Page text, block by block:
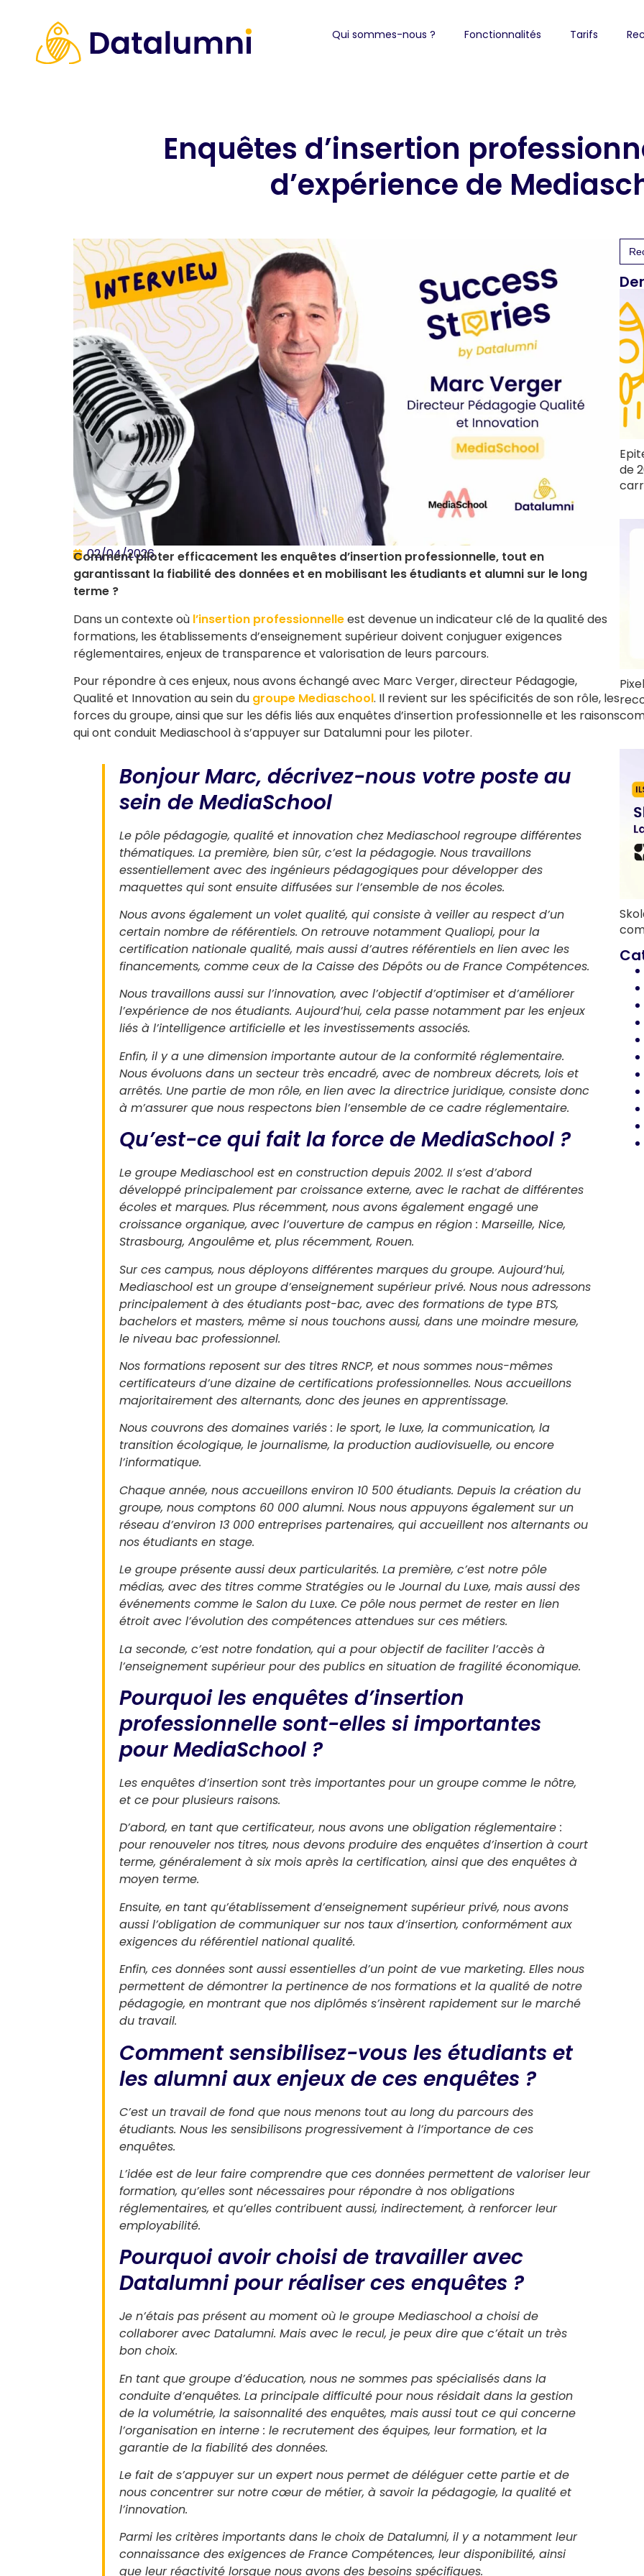
Qui sommes-nous ? Fonctionnalités Tarifs
Enquêtes d’insertion
d’expérience de
02/04/2026
Comment piloter efficacement les enquêtes d’insertion professionnelle, tout en
garantissant la fiabilité des données et en mobilisant les étudiants et alumni sur le long
terme ?
Dans un contexte où l’insertion professionnelleest devenue un indicateur clé de la qualité des
formations, les établissements d’enseignement supérieur doivent conjuguer exigences
réglementaires, enjeux de transparence et valorisation de leurs parcours.
Pour répondre à ces enjeux, nous avons échangé avec Marc Verger, directeur Pédagogie,
Qualité et Innovation au sein du groupe Mediaschool. Il revient sur les spécificités de son rôle, les
forces du groupe, ainsi que sur les défis liés aux enquêtes d’insertion professionnelle et les raisons
qui ont conduit Mediaschool à s’appuyer sur Datalumni pour les piloter.
Bonjour Marc, décrivez-nous votre poste au
sein de MediaSchool
Le pôle pédagogie, qualité et innovation chez Mediaschool regroupe différentes
thématiques. La première, bien sûr, c’est la pédagogie. Nous travaillons
essentiellement avec des ingénieurs pédagogiques pour développer des
maquettes qui sont ensuite diffusées sur l’ensemble de nos écoles.
Nous avons également un volet qualité, qui consiste à veiller au respect d’un
certain nombre de référentiels. On retrouve notamment Qualiopi, pour la
certification nationale qualité, mais aussi d’autres référentiels en lien avec les
financements, comme ceux de la Caisse des Dépôts ou de France Compétences.
Nous travaillons aussi sur l’innovation, avec l’objectif d’optimiser et d’améliorer
l’expérience de nos étudiants. Aujourd’hui, cela passe notamment par les enjeux
liés à l’intelligence artificielle et les investissements associés.
Enfin, il y a une dimension importante autour de la conformité réglementaire.
Nous évoluons dans un secteur très encadré, avec de nombreux décrets, lois et
arrêtés. Une partie de mon rôle, en lien avec la directrice juridique, consiste donc
à m’assurer que nous respectons bien l’ensemble de ce cadre réglementaire.
Qu’est-ce qui fait la force de MediaSchool ?
Le groupe Mediaschool est en construction depuis 2002. Il s’est d’abord
développé principalement par croissance externe, avec le rachat de différentes
écoles et marques. Plus récemment, nous avons également engagé une
croissance organique, avec l’ouverture de campus en région : Marseille, Nice,
Strasbourg, Angoulême et, plus récemment, Rouen.
Sur ces campus, nous déployons différentes marques du groupe. Aujourd’hui,
Mediaschool est un groupe d’enseignement supérieur privé. Nous nous adressons
principalement à des étudiants post-bac, avec des formations de type BTS,
bachelors et masters, même si nous touchons aussi, dans une moindre mesure,
le niveau bac professionnel.
Nos formations reposent sur des titres RNCP, et nous sommes nous-mêmes
certificateurs d’une dizaine de certifications professionnelles. Nous accueillons
majoritairement des alternants, donc des jeunes en apprentissage.
Nous couvrons des domaines variés : le sport, le luxe, la communication, la
transition écologique, le journalisme, la production audiovisuelle, ou encore
l’informatique.
Chaque année, nous accueillons environ 10 500 étudiants. Depuis la création du
groupe, nous comptons 60 000 alumni. Nous nous appuyons également sur un
réseau d’environ 13 000 entreprises partenaires, qui accueillent nos alternants ou
nos étudiants en stage.
Le groupe présente aussi deux particularités. La première, c’est notre pôle
médias, avec des titres comme Stratégies ou le Journal du Luxe, mais aussi des
événements comme le Salon du Luxe. Ce pôle nous permet de rester en lien
étroit avec l’évolution des compétences attendues sur ces métiers.
La seconde, c’est notre fondation, qui a pour objectif de faciliter l’accès à
l’enseignement supérieur pour des publics en situation de fragilité économique.
Pourquoi les enquêtes d’insertion
professionnelle sont-elles si importantes
pour MediaSchool ?
Les enquêtes d’insertion sont très importantes pour un groupe comme le nôtre,
et ce pour plusieurs raisons.
D’abord, en tant que certificateur, nous avons une obligation réglementaire :
pour renouveler nos titres, nous devons produire des enquêtes d’insertion à court
terme, généralement à six mois après la certification, ainsi que des enquêtes à
moyen terme.
Ensuite, en tant qu’établissement d’enseignement supérieur privé, nous avons
aussi l’obligation de communiquer sur nos taux d’insertion, conformément aux
exigences du référentiel national qualité.
Enfin, ces données sont aussi essentielles d’un point de vue marketing. Elles nous
permettent de démontrer la pertinence de nos formations et la qualité de notre
pédagogie, en montrant que nos diplômés s’insèrent rapidement sur le marché
du travail.
Comment sensibilisez-vous les étudiants et
les alumni aux enjeux de ces enquêtes ?
C’est un travail de fond que nous menons tout au long du parcours des
étudiants. Nous les sensibilisons progressivement à l’importance de ces
enquêtes.
L’idée est de leur faire comprendre que ces données permettent de valoriser leur
formation, qu’elles sont nécessaires pour répondre à nos obligations
réglementaires, et qu’elles contribuent aussi, indirectement, à renforcer leur
employabilité.
Pourquoi avoir choisi de travailler avec
Datalumni pour réaliser ces enquêtes ?
Je n’étais pas présent au moment où le groupe Mediaschool a choisi de
collaborer avec Datalumni. Mais avec le recul, je peux dire que c’était un très
bon choix.
En tant que groupe d’éducation, nous ne sommes pas spécialisés dans la
conduite d’enquêtes. La principale difficulté pour nous résidait dans la gestion
de la volumétrie, la saisonnalité des enquêtes, mais aussi tout ce qui concerne
l’organisation en interne : le recrutement des équipes, leur formation, et la
garantie de la fiabilité des données.
Le fait de s’appuyer sur un expert nous permet de déléguer cette partie et de
nous concentrer sur notre cœur de métier, à savoir la pédagogie, la qualité et
l’innovation.
Parmi les critères importants dans le choix de Datalumni, il y a notamment leur
connaissance des exigences de France Compétences, leur disponibilité, ainsi
que leur réactivité lorsque nous avons des besoins spécifiques.
for:
de